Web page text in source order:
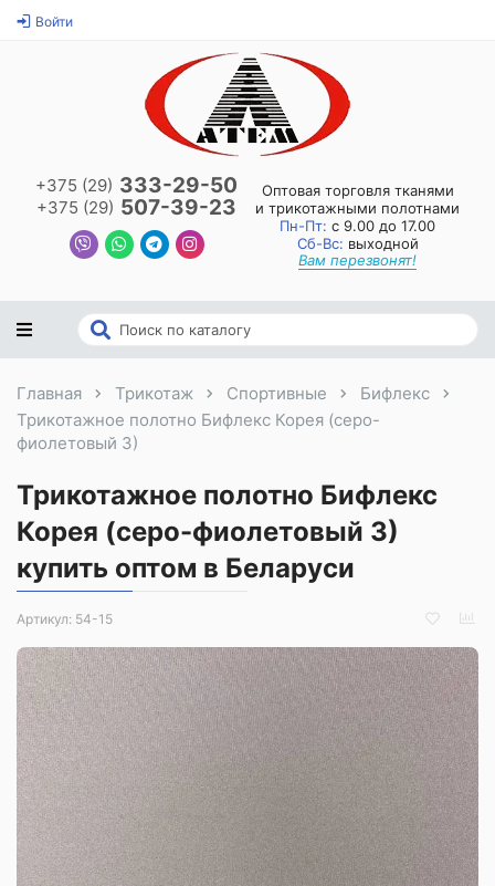
Войти
+375 (29) 333-29-50
+375 (29) 507-39-23
Оптовая торговля тканями
и трикотажными полотнами
Пн-Пт: с 9.00 до 17.00
Сб-Вс: выходной
Вам перезвонят!
Главная Трикотаж Спортивные
Бифлекс
Трикотажное полотно Бифлекс Корея (серо-
фиолетовый 3)
Трикотажное полотно Бифлекс
Корея (серо-фиолетовый 3)
купить оптом в Беларуси
Артикул: 54-15